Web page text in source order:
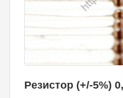
Резистор (+/-5%)